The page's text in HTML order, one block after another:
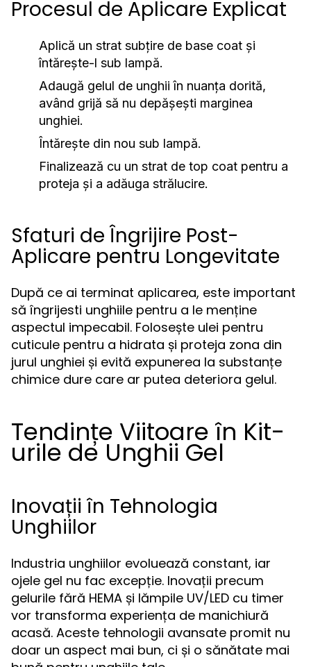
Procesul de Aplicare Explicat
Aplică un strat subțire de base coat și
întărește-l sub lampă.
Adaugă gelul de unghii în nuanța dorită,
având grijă să nu depășești marginea
unghiei.
Întărește din nou sub lampă.
Finalizează cu un strat de top coat pentru a
proteja și a adăuga strălucire.
Sfaturi de Îngrijire Post-
Aplicare pentru Longevitate
După ce ai terminat aplicarea, este important
să îngrijesti unghiile pentru a le menține
aspectul impecabil. Folosește ulei pentru
cuticule pentru a hidrata și proteja zona din
jurul unghiei și evită expunerea la substanțe
chimice dure care ar putea deteriora gelul.
Tendințe Viitoare în Kit-
urile de Unghii Gel
Inovații în Tehnologia
Unghiilor
Industria unghiilor evoluează constant, iar
ojele gel nu fac excepție. Inovații precum
gelurile fără HEMA și lămpile UV/LED cu timer
vor transforma experiența de manichiură
acasă. Aceste tehnologii avansate promit nu
doar un aspect mai bun, ci și o sănătate mai